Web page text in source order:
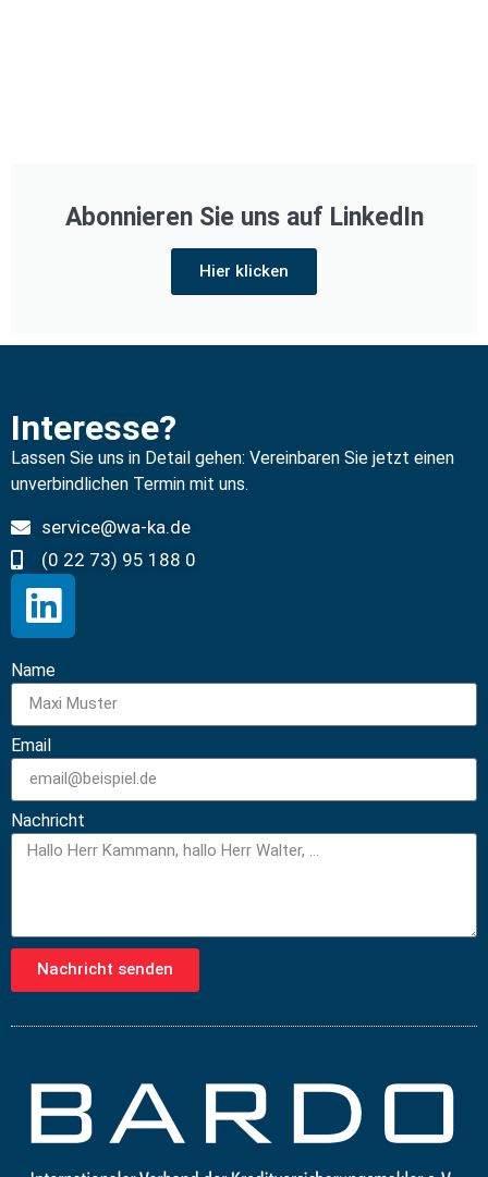
Abonnieren Sie uns auf LinkedIn
Hier klicken
Interesse?
Lassen Sie uns in Detail gehen: Vereinbaren Sie jetzt einen
unverbindlichen Termin mit uns.
service@wa-ka.de
(0 22 73) 95 188 0
Name
Email
Nachricht
Nachricht senden